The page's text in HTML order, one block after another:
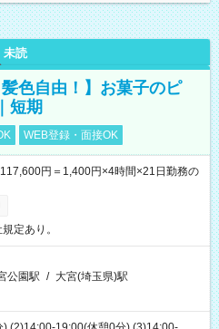
未読
色自由！】お菓子のピ
短期
WEB登録・面接OK
円＝1,400円×4時間×21日勤務の
定あり。
公園駅 / 大宮(埼玉県)駅